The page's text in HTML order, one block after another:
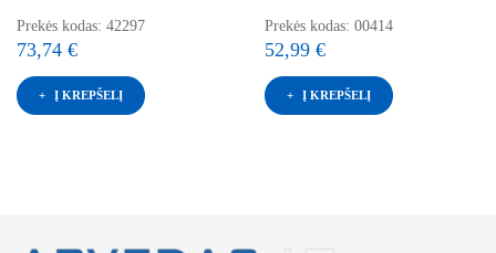
Prekės kodas: 42297
73,74 €
Į KREPŠELĮ
Prekės kodas: 00414
52,99 €
Į KREPŠELĮ